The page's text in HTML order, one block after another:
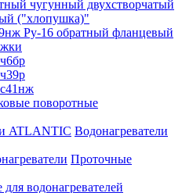
чугунный двухстворчатый
("хлопушка)"
Ру-16 обратный фланцевый
поворотные
Водонагреватели
Проточные